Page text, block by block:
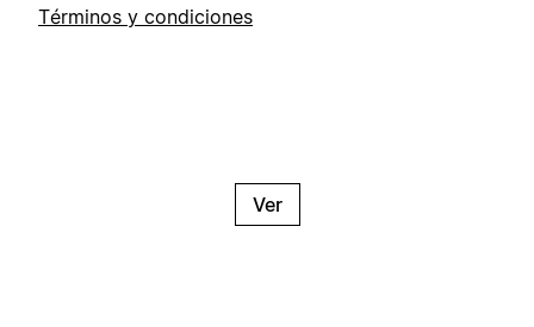
Términos y condiciones
Ver